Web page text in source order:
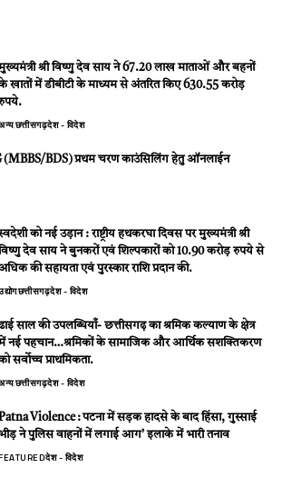
श्री विष्णु देव साय ने 67.20 लाख माताओं और बहनों
खातों में डीबीटी के माध्यम से अंतरित किए 630.55 करोड़
छत्तीसगढ़देश - विदेश
BDS) प्रथम चरण काउंसिलिंग हेतु ऑनलाईन
को नई उड़ान : राष्ट्रीय हथकरघा दिवस पर मुख्यमंत्री श्री
देव साय ने बुनकरों एवं शिल्पकारों को 10.90 करोड़ रुपये से
की सहायता एवं पुरस्कार राशि प्रदान की.
छत्तीसगढ़देश - विदेश
साल की उपलब्धियाँ- छत्तीसगढ़ का श्रमिक कल्याण के क्षेत्र
नई पहचान…श्रमिकों के सामाजिक और आर्थिक सशक्तिकरण
सर्वाेच्च प्राथमिकता.
छत्तीसगढ़देश - विदेश
Violence : पटना में सड़क हादसे के बाद हिंसा, गुस्साई
ने पुलिस वाहनों में लगाई आग’ इलाके में भारी तनाव
देश - विदेश